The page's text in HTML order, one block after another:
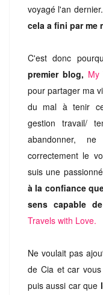
voyagé l'an
cela a fini par me
C'est donc
premier blog, My
pour partager ma
du mal à tenir
gestion travail/
abandonner,
correctement le
suis une
à la confiance
sens capable
Travels with Love.
Ne voulait pas
de Cia et car
puis aussi car que